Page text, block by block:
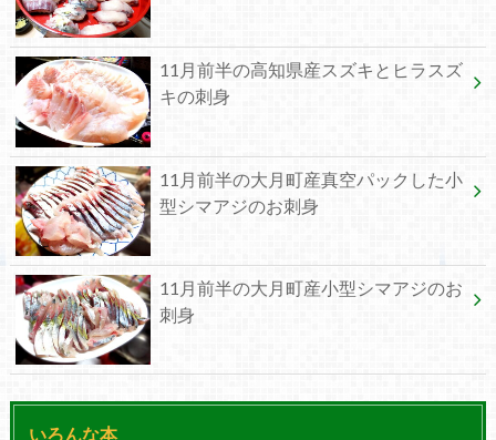
11月前半の高知県産スズキとヒラスズ
キの刺身
11月前半の大月町産真空パックした小
型シマアジのお刺身
11月前半の大月町産小型シマアジのお
刺身
いろんな本